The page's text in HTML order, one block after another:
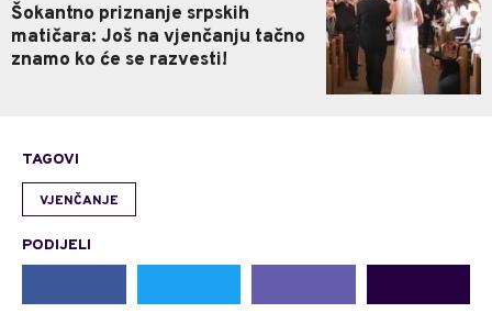
Šokantno priznanje srpskih
matičara: Još na vjenčanju tačno
znamo ko će se razvesti!
TAGOVI
VJENČANJE
PODIJELI